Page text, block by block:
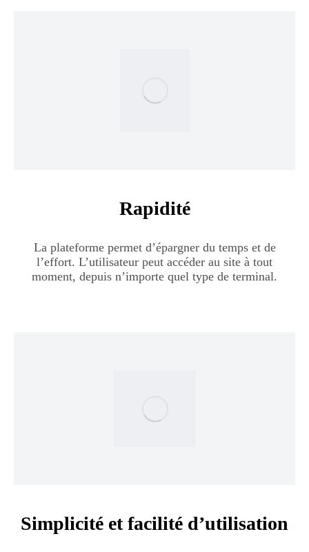
Rapidité
La plateforme permet d’épargner du temps et de
l’effort. L’utilisateur peut accéder au site à tout
moment, depuis n’importe quel type de terminal.
Simplicité et facilité d’utilisation